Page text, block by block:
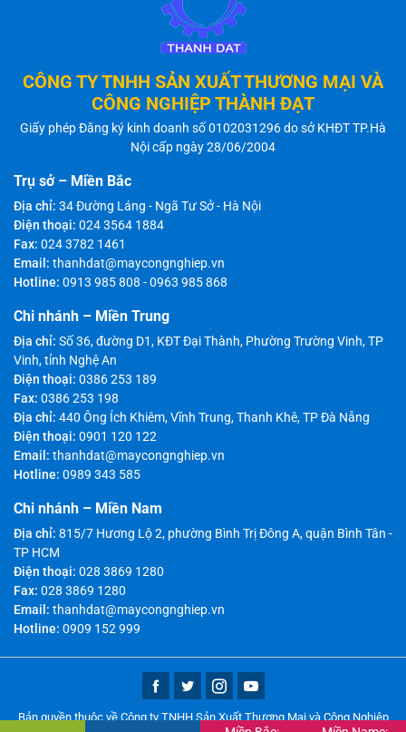
CÔNG TY TNHH SẢN XUẤT THƯƠNG MẠI VÀ
CÔNG NGHIỆP THÀNH ĐẠT
Giấy phép Đăng ký kinh doanh số 0102031296 do sở KHĐT TP.Hà
Nội cấp ngày 28/06/2004
Trụ sở – Miền Bắc
Địa chỉ: 34 Đường Láng - Ngã Tư Sở - Hà Nội
Điện thoại: 024 3564 1884
Fax: 024 3782 1461
Email: thanhdat@maycongnghiep.vn
Hotline: 0913 985 808 -0963 985 868
Chi nhánh – Miền Trung
Địa chỉ: Số 36, đường D1, KĐT Đại Thành, Phường Trường Vinh, TP
Vinh, tỉnh Nghệ An
Điện thoại: 0386 253 189
Fax: 0386 253 198
Địa chỉ: 440 Ông Ích Khiêm, Vĩnh Trung, Thanh Khê, TP Đà Nẵng
Điện thoại: 0901 120 122
Email: thanhdat@maycongnghiep.vn
Hotline: 0989 343 585
Chi nhánh – Miền Nam
Địa chỉ: 815/7 Hương Lộ 2, phường Bình Trị Đông A, quận Bình Tân -
TP HCM
Điện thoại: 028 3869 1280
Fax: 028 3869 1280
Email: thanhdat@maycongnghiep.vn
Hotline: 0909 152 999
Bản quyền thuộc về Công ty TNHH Sản Xuất Thương Mại và Công Nghiệp